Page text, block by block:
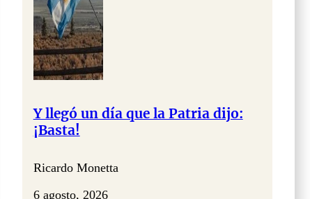
Y llegó un día que la Patria dijo:
¡Basta!
Ricardo Monetta
6 agosto, 2026